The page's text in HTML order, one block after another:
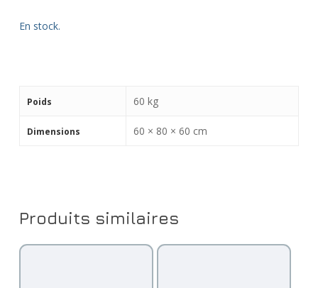
En stock.
Poids 60 kg
Dimensions 60 × 80 × 60 cm
Produits similaires